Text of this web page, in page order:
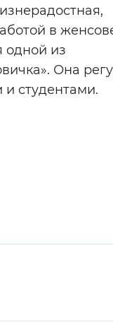
в
одной из
Она
и студентами.